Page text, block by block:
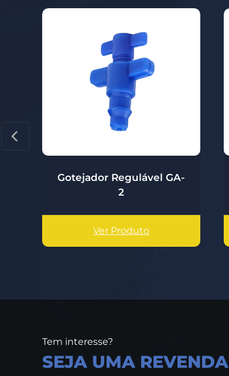
Gotejador Regulável GA-
2
Ver Produto
Tem interesse?
SEJA UMA REVENDA